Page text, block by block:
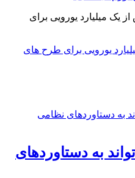
یورویی برای طرح های
به دستاوردهای